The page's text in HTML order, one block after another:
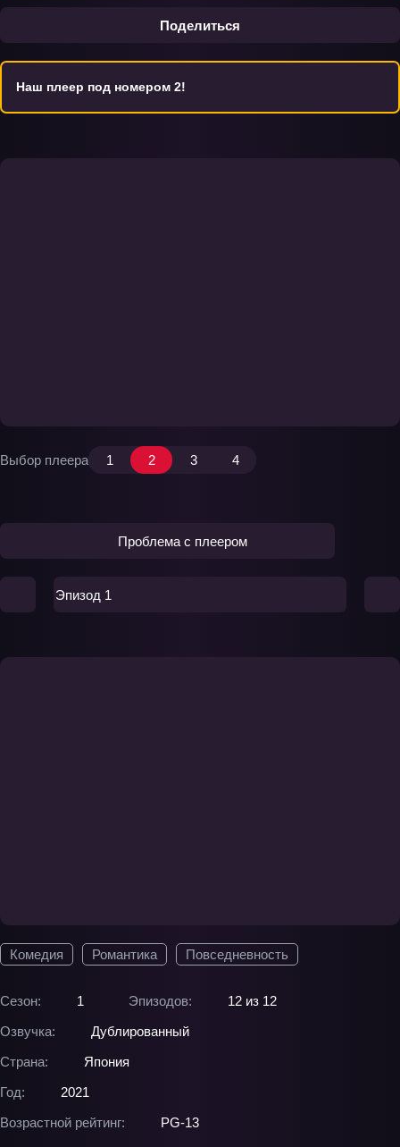
Поделиться
Комедия Романтика Повседневность
Сезон: 1 Эпизодов:
12 из 12
Озвучка:
Дублированный
Страна:
Япония
Год:
2021
Возрастной рейтинг:
PG-13
Наш плеер под номером 2!
Выбор плеера 1 2 3 4
Проблема с плеером
Эпизод 1